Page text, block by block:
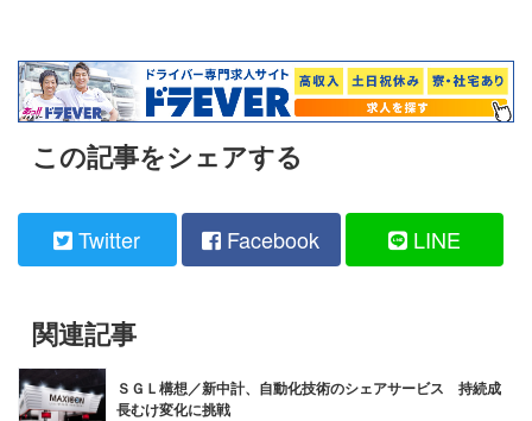
この記事をシェアする
Twitter Facebook LINE
関連記事
ＳＧＬ構想／新中計、自動化技術のシェアサービス 持続成
長むけ変化に挑戦